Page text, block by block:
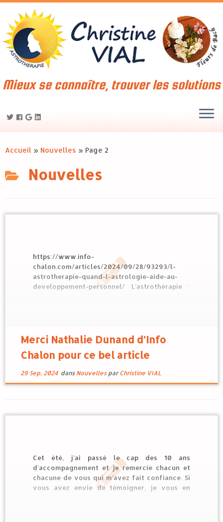
Mieux se connaître, trouver les solutions
Accueil » Nouvelles » Page 2
Nouvelles
https://www.info-
chalon.com/articles/2024/09/28/93293/l-
astrotherapie-quand-l-astrologie-aide-au-
developpement-personnel/ L’astrothérapie :
Partager par E-mail Installée à Châtenoy-le-
l’astrologie pour vous aider à comprendre les
Merci Nathalie Dunand d’Info
Chalon pour ce bel article
29 Sep, 2024dans Nouvelles parChristine VIAL
Cet été, j’ai passé le cap des 10 ans
d’accompagnement et je remercie chacun et
chacune de vous qui m’avez fait confiance. Si
vous avez envie de témoigner, je vous en